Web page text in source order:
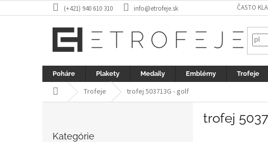
na
(+421) 940 610 310 info@etrofeje.sk ČASTO
Poháre Plakety Medaily Emblémy Trofeje
Domov Trofeje trofej 503713G - golf
kategórie
Kategórie
trofej